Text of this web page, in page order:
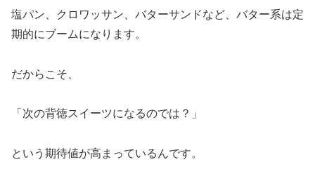
塩パン、クロワッサン、バターサンドなど、バター系は定
期的にブームになります。
だからこそ、
「次の背徳スイーツになるのでは？」
という期待値が高まっているんです。